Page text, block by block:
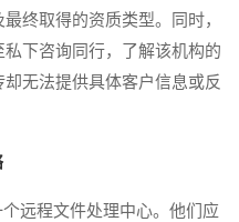
终取得的资质类型。同时，
下咨询同行，了解该机构的
无法提供具体客户信息或反
远程文件处理中心。他们应